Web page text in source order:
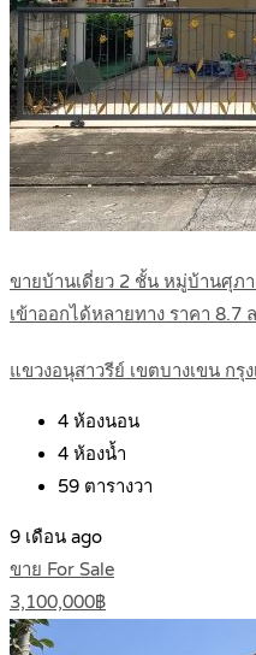
ขายบ้านเดี่ยว 2 ชั้น หมู่บ้านศุภ
เข้าออกได้หลายทาง ราคา 8.7
แขวงอนุสาวรีย์ เขตบางเขน กรุ
4 ห้องนอน
4 ห้องน้ำ
59 ตารางวา
9 เดือน ago
ขาย For Sale
3,100,000฿